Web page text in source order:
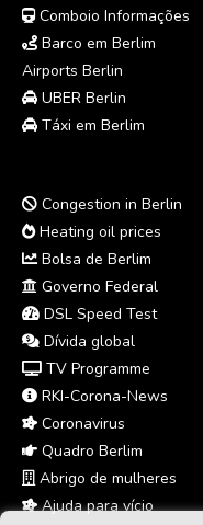
Comboio Informações
Barco em Berlim
Airports Berlin
UBER Berlin
Táxi em Berlim
Congestion in Berlin
Heating oil prices
Bolsa de Berlim
Governo Federal
DSL Speed Test
Dívida global
TV Programme
RKI-Corona-News
Coronavirus
Quadro Berlim
Abrigo de mulheres
Ajuda para vício